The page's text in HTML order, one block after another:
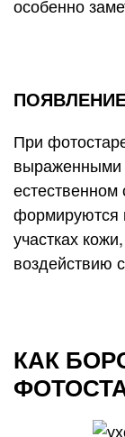
особенно
При
выраженными
формируются
участках
воздействию
КАК